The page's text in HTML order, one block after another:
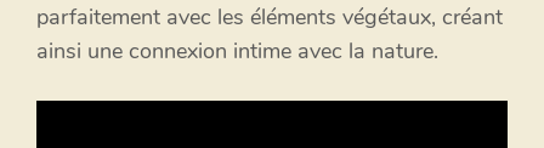
parfaitement avec les éléments végétaux, créant
ainsi une connexion intime avec la nature.